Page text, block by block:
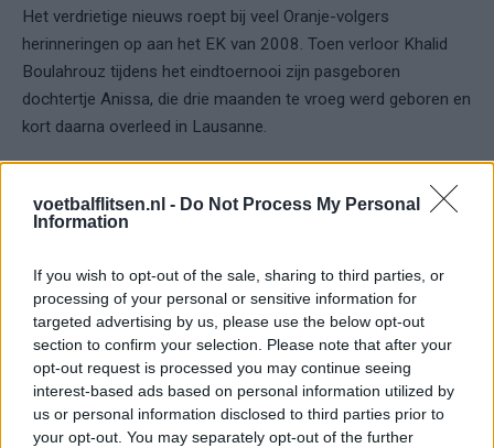
voetbalflitsen.nl - Do Not Process My Personal
Information
If you wish to opt-out of the sale, sharing to third parties, or
processing of your personal or sensitive information for
targeted advertising by us, please use the below opt-out
section to confirm your selection. Please note that after your
opt-out request is processed you may continue seeing
interest-based ads based on personal information utilized by
us or personal information disclosed to third parties prior to
your opt-out. You may separately opt-out of the further
Het verdrietige nieuws roept bij veel Oranje-volgers
herinneringen op aan het EK van 2008. Toen verloor Khalid
Boulahrouz tijdens het eindtoernooi zijn pasgeboren
dochtertje Anissa, die drie maanden te vroeg werd geboren en
kort daarna overleed in Lausanne.
en bondscoach Marco van Basten, bij de selectie te blijven. In
de kwartfinale tegen Rusland speelde hij met een rouwband.
Voor de wedstrijd tegen Marokko is daar volgens Koeman
niet over gesproken. Oranje kiest deze keer voor een meer
ingetogen vorm van steun. De bondscoach gaf aan dat hij ook
met Ruud van Nistelrooij heeft gesproken, die in 2008 als
speler deel uitmaakte van de selectie. “We denken dat wat we